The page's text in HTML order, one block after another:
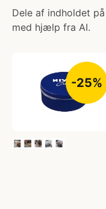
Dele af indholdet
med hjælp fra AI.
-25%